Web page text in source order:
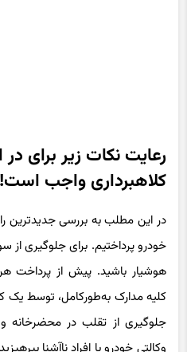
رعایت نکات زیر برای در
کلاهبرداری واجب است!
در این مطلب به بررسی جدید‌ترین
خودرو پرداختیم. برای جلوگیری از
هوشیار باشید. پیش از پرداخت
کلیه مدارک به‌طور‌کامل، توسط یک
جلوگیری از تقلب در محضر‌خانه